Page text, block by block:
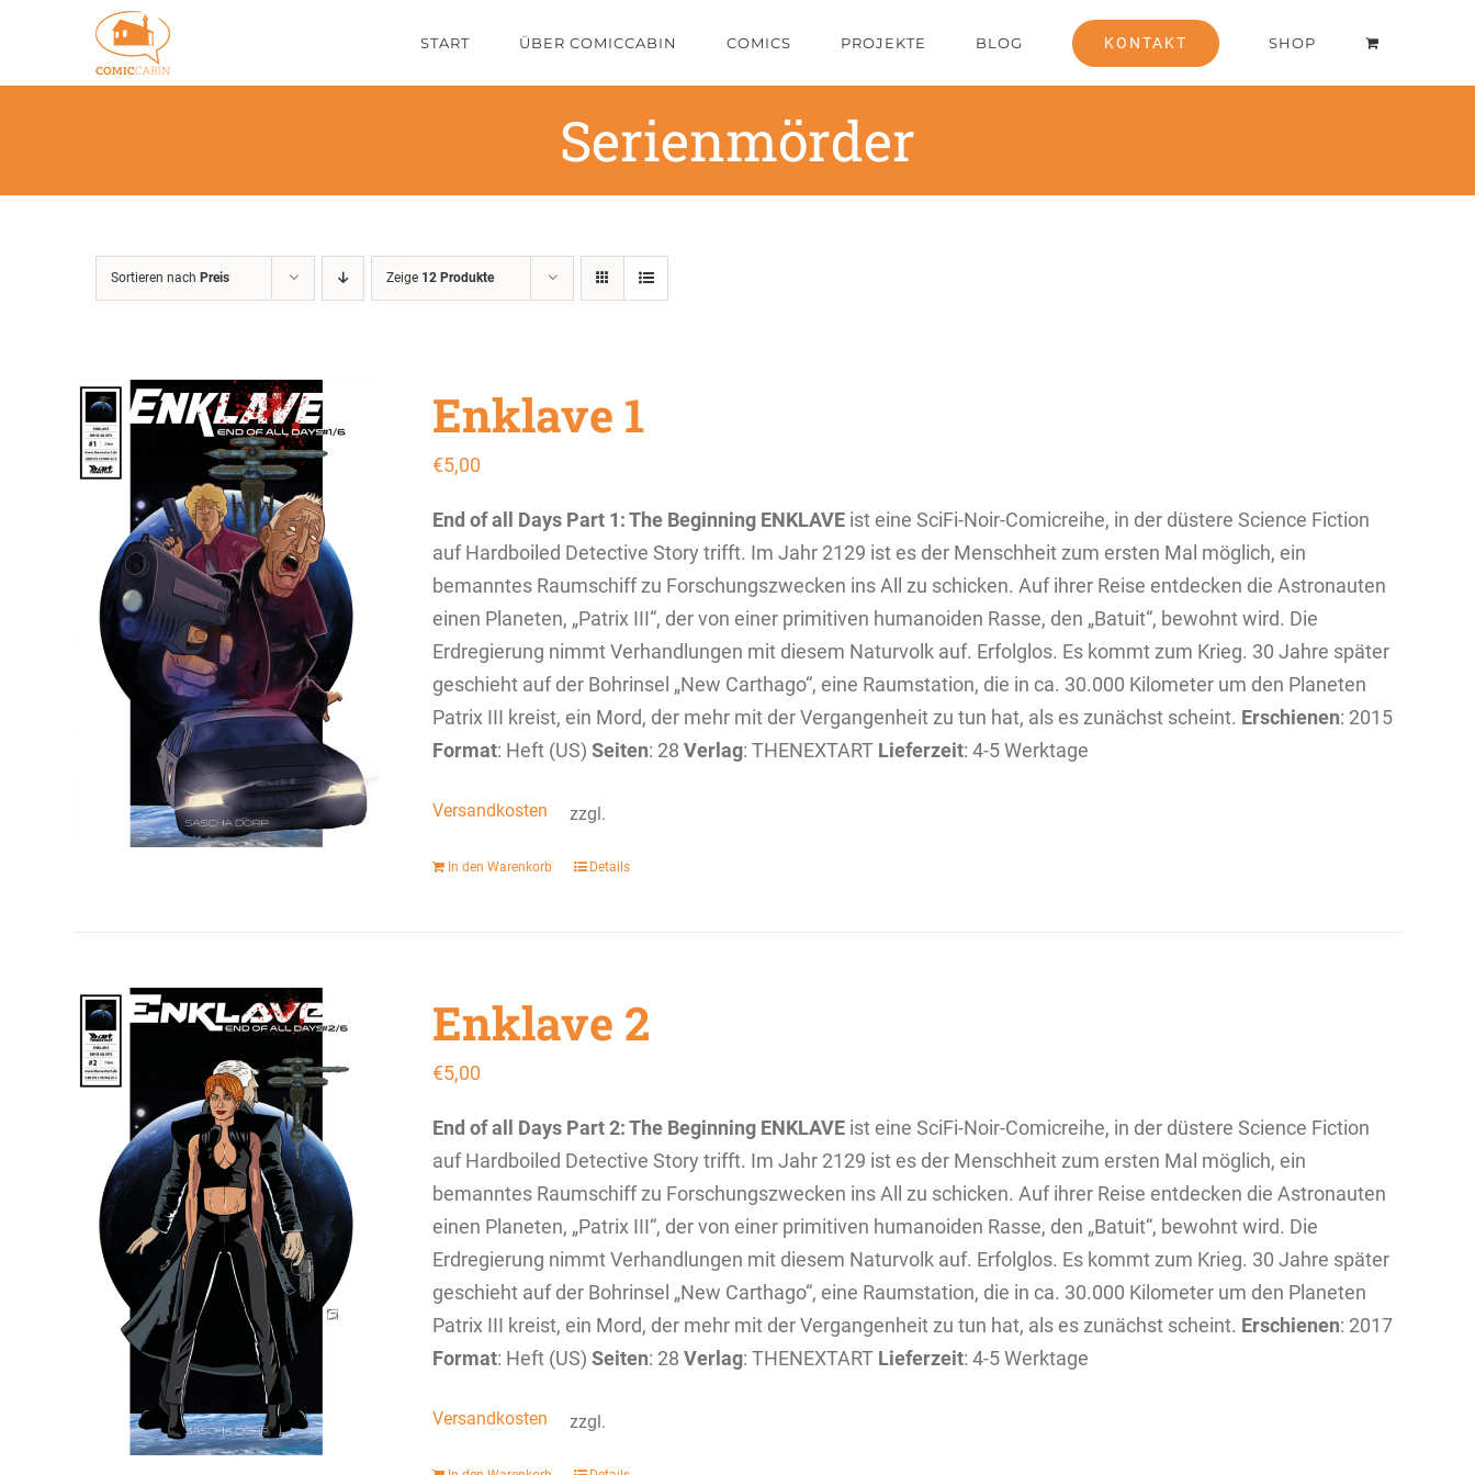
springen
START ÜBER COMICCABIN COMICS PROJEKTE BLOG KONTAKT SHOP
Serienmörder
Sortieren nach Preis Zeige 12 Produkte
Enklave 1
€5,00
End of all Days Part 1: The Beginning ENKLAVEist eine SciFi-Noir-Comicreihe, in der düstere Science Fiction
auf Hardboiled Detective Story trifft. Im Jahr 2129 ist es der Menschheit zum ersten Mal möglich, ein
bemanntes Raumschiff zu Forschungszwecken ins All zu schicken. Auf ihrer Reise entdecken die Astronauten
einen Planeten, „Patrix III“, der von einer primitiven humanoiden Rasse, den „Batuit“, bewohnt wird. Die
Erdregierung nimmt Verhandlungen mit diesem Naturvolk auf. Erfolglos. Es kommt zum Krieg. 30 Jahre später
geschieht auf der Bohrinsel „New Carthago“, eine Raumstation, die in ca. 30.000 Kilometer um den Planeten
Patrix III kreist, ein Mord, der mehr mit der Vergangenheit zu tun hat, als es zunächst scheint. Erschienen: 2015
Format: Heft (US) Seiten: 28 Verlag: THENEXTART Lieferzeit: 4-5 Werktage
zzgl.
Versandkosten
In den Warenkorb Details
Enklave 2
€5,00
End of all Days Part 2: The Beginning ENKLAVEist eine SciFi-Noir-Comicreihe, in der düstere Science Fiction
auf Hardboiled Detective Story trifft. Im Jahr 2129 ist es der Menschheit zum ersten Mal möglich, ein
bemanntes Raumschiff zu Forschungszwecken ins All zu schicken. Auf ihrer Reise entdecken die Astronauten
einen Planeten, „Patrix III“, der von einer primitiven humanoiden Rasse, den „Batuit“, bewohnt wird. Die
Erdregierung nimmt Verhandlungen mit diesem Naturvolk auf. Erfolglos. Es kommt zum Krieg. 30 Jahre später
geschieht auf der Bohrinsel „New Carthago“, eine Raumstation, die in ca. 30.000 Kilometer um den Planeten
Patrix III kreist, ein Mord, der mehr mit der Vergangenheit zu tun hat, als es zunächst scheint. Erschienen: 2017
Format: Heft (US) Seiten: 28 Verlag: THENEXTART Lieferzeit: 4-5 Werktage
zzgl.
Versandkosten